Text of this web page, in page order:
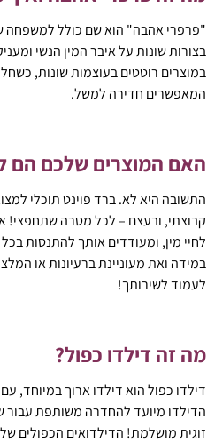
"פרפרי אהבה" הוא שם כולל למשפחה
בצורות שונות על איבר המין הנשי
במוצרים רוטטים בעוצמות שונות,
המאפשרים חדירה למשל.
האם המוצרים שלכם הם
התשובה היא לא. ברד פוינט תוכלי
קבוצתי, ובעצם – לכל מטרה שתחפצי!
לחיי מין, ומעודדים אותך להתנסות
במידה ואת מעוניינת ברעיונות או
לעמוד לשירותך!
מה זה דילדו כפול?
דילדו כפול הוא דילדו ארוך במיוחד,
הדילדו מיועד להחדרה משותפת עבור
זוגית מושלמת! הדילדואים הכפולים